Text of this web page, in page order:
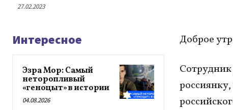
27.02.2023
Интересное
Эзра Мор: Самый
неторопливый
«геноцыт» в истории
04.08.2026
Доброе